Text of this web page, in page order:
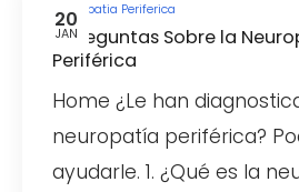
20
JAN
Neuropatia Periferica
5 Preguntas Sobre la
Periférica
Home ¿Le han
neuropatía periférica?
ayudarle. 1. ¿Qué es la